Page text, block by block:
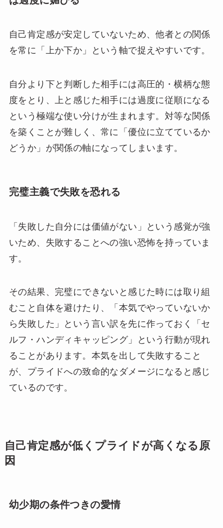
自己肯定感が安定していないため、他者との関係
を常に「上か下か」という軸で捉えやすいです。
自分より下と判断した相手には高圧的・横柄な態
度をとり、上と感じた相手には過度に従順になる
という極端な使い分けが生まれます。対等な関係
を築くことが難しく、常に「優位に立てているか
どうか」が関係の軸になってしまいます。
完璧主義で失敗を恐れる
「失敗した自分には価値がない」という感覚が強
いため、失敗することへの強い恐怖を持っていま
す。
その結果、完璧にできないと感じた時には取り組
むこと自体を避けたり、「本気でやっていないか
ら失敗した」という言い訳を先に作っておく「セ
ルフ・ハンディキャッピング」という行動が現れ
ることがあります。本気を出して失敗すること
が、プライドへの致命的なダメージになると感じ
ているのです。
自己肯定感が低くプライドが高くなる原
因
幼少期の条件つきの愛情